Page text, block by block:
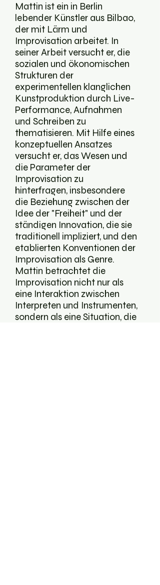
Mattin ist ein in Berlin
lebender Künstler aus Bilbao,
der mit Lärm und
Improvisation arbeitet. In
seiner Arbeit versucht er, die
sozialen und ökonomischen
Strukturen der
experimentellen klanglichen
Kunstproduktion durch Live-
Performance, Aufnahmen
und Schreiben zu
thematisieren. Mit Hilfe eines
konzeptuellen Ansatzes
versucht er, das Wesen und
die Parameter der
Improvisation zu
hinterfragen, insbesondere
die Beziehung zwischen der
Idee der "Freiheit" und der
ständigen Innovation, die sie
traditionell impliziert, und den
etablierten Konventionen der
Improvisation als Genre.
Mattin betrachtet die
Improvisation nicht nur als
eine Interaktion zwischen
Interpreten und Instrumenten,
sondern als eine Situation, die